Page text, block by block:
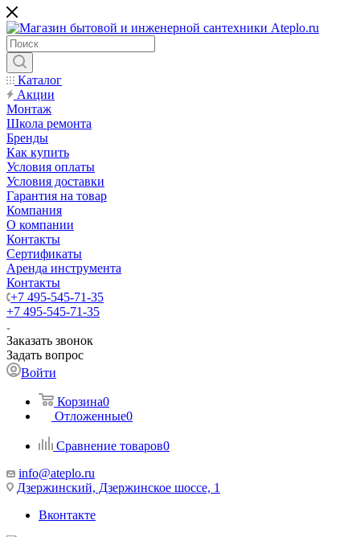
Каталог
Акции
Монтаж
Школа ремонта
Бренды
Как купить
Условия оплаты
Условия доставки
Гарантия на товар
Компания
О компании
Контакты
Сертификаты
Аренда инструмента
Контакты
+7 495-545-71-35
+7 495-545-71-35
Заказать звонок
Задать вопрос
Войти
Корзина0
Отложенные0
Сравнение товаров0
info@ateplo.ru
Дзержинский, Дзержинское шоссе, 1
Вконтакте